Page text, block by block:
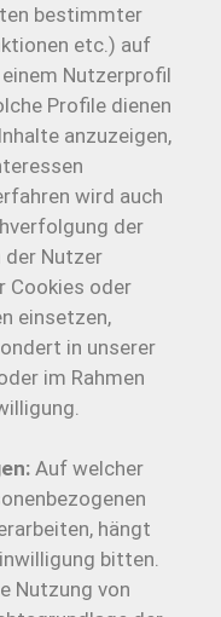
bestimmter
etc.) auf
Nutzerprofil
Profile dienen
anzuzeigen,
wird auch
der
Nutzer
Cookies oder
einsetzen,
in unserer
im Rahmen
Auf welcher
hängt
bitten.
Nutzung von